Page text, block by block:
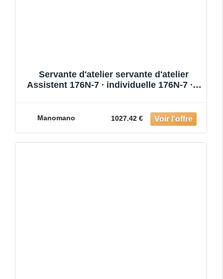
Servante d'atelier servante d'atelier
Assistent 176N-7 ∙ individuelle 176N-7 ∙ L
Manomano 1027.42 €